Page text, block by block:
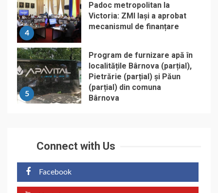
4
Padoc metropolitan la
Victoria: ZMI Iași a aprobat
mecanismul de finanțare
5
Program de furnizare apă în
localitățile Bârnova (parțial),
Pietrărie (parțial) și Păun
(parțial) din comuna
Bârnova
Connect with Us
Facebook